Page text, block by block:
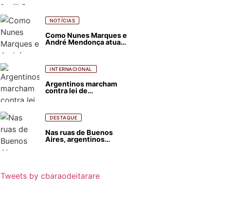
NOTÍCIAS
Como Nunes Marques e
André Mendonça atuam
INTERNACIONAL
Argentinos marcham
contra lei de
florestais
DESTAQUE
Nas ruas de Buenos
Aires, argentinos
Tweets by cbaraodeitarare